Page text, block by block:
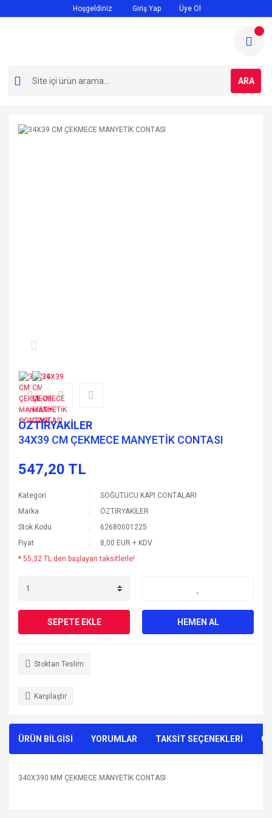
Hoşgeldiniz Giriş Yap Üye Ol
ARA
ÖZTİRYAKİLER
34X39 CM ÇEKMECE MANYETİK CONTASI
547,20 TL
Kategori
SOĞUTUCU KAPI CONTALARI
Marka
ÖZTİRYAKİLER
Stok Kodu
62680001225
Fiyat
8,00 EUR + KDV
* 55,32 TL den başlayan taksitlerle!
SEPETE EKLE HEMEN AL
Stoktan Teslim
Karşılaştır
ÜRÜN BİLGİSİ YORUMLAR TAKSİT SEÇENEKLERİ
340X390 MM ÇEKMECE MANYETİK CONTASI